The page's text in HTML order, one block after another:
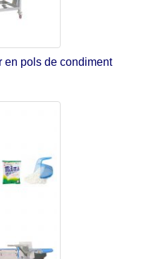
en pols de condiment